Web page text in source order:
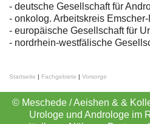
- deutsche Gesellschaft für
- onkolog. Arbeitskreis
- europäische Gesellschaft für
- nordrhein-westfälische
Startseite | Fachgebiete | Vorsorge
© Meschede / Aeishen & &
Urologe und Androloge im